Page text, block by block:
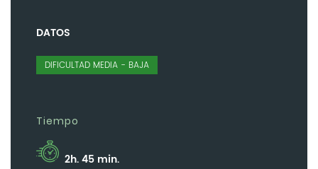
DATOS
DIFICULTAD MEDIA - BAJA
Tiempo
2h. 45 min.